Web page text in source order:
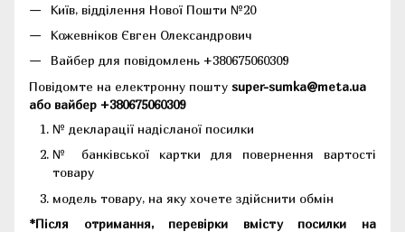
Київ, відділення Нової Пошти №20
Кожевніков Євген Олександрович
Вайбер для повідомлень +380675060309
Повідомте на електронну пошту super-sumka@meta.ua
або вайбер +380675060309
№ декларації надісланої посилки
№ банківської картки для повернення вартості
товару
модель товару, на яку хочете здійснити обмін
*Після отримання, перевірки вмісту посилки на